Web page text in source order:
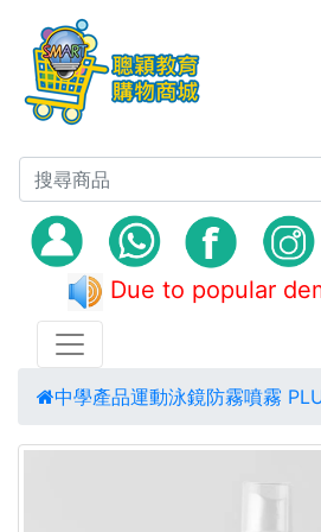
Due to popular
中學產品運動泳鏡防霧噴霧